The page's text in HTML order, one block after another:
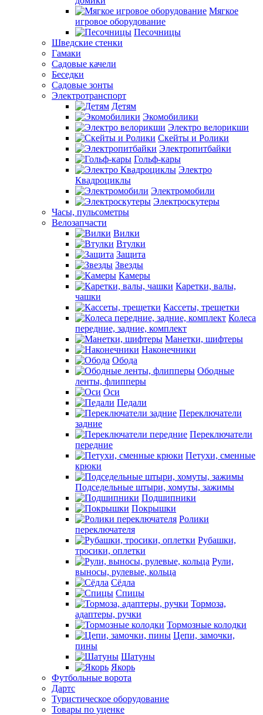
Мягкое
игровое оборудование
Песочницы
Шведские стенки
Гамаки
Садовые качели
Беседки
Садовые зонты
Электротранспорт
Детям
Экомобилики
Электро велорикши
Скейты и Ролики
Электропитбайки
Гольф-кары
Электро
Квадроциклы
Электромобили
Электроскутеры
Часы, пульсометры
Велозапчасти
Вилки
Втулки
Защита
Звезды
Камеры
Каретки, валы,
чашки
Кассеты, трещетки
Колеса
передние, задние, комплект
Манетки, шифтеры
Наконечники
Обода
Ободные
ленты, флипперы
Оси
Педали
Переключатели
задние
Переключатели
передние
Петухи, сменные
крюки
Подседельные штыри, хомуты, зажимы
Подшипники
Покрышки
Ролики
переключателя
Рубашки,
тросики, оплетки
Рули,
выносы, рулевые, кольца
Сёдла
Спицы
Тормоза,
адаптеры, ручки
Тормозные колодки
Цепи, замочки,
пины
Шатуны
Якорь
Футбольные ворота
Дартс
Туристическое оборудование
Товары по уценке